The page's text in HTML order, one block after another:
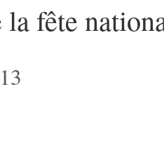
fête